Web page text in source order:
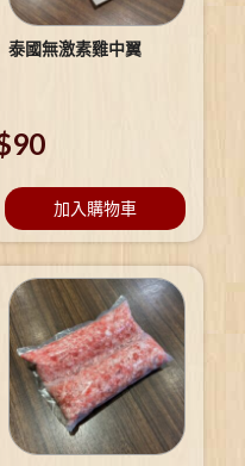
泰國無激素雞中翼
90
加入購物車